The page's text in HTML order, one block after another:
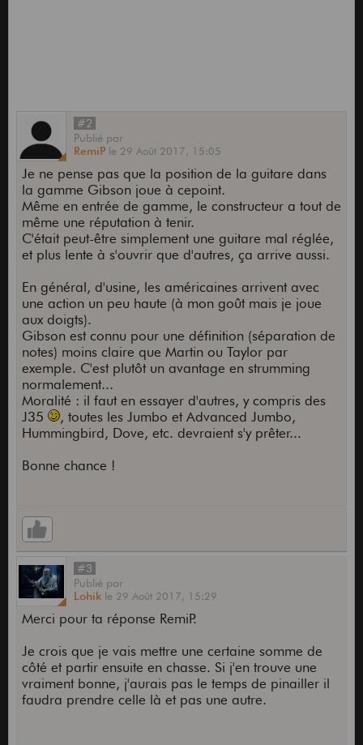
#2
Publié par
RemiP le 29 Août 2017, 15:05
Je ne pense pas que la position de la guitare dans
la gamme Gibson joue à cepoint.
Même en entrée de gamme, le constructeur a tout de
même une réputation à tenir.
C'était peut-être simplement une guitare mal réglée,
et plus lente à s'ouvrir que d'autres, ça arrive aussi.
En général, d'usine, les américaines arrivent avec
une action un peu haute (à mon goût mais je joue
aux doigts).
Gibson est connu pour une définition (séparation de
notes) moins claire que Martin ou Taylor par
exemple. C'est plutôt un avantage en strumming
normalement...
Moralité : il faut en essayer d'autres, y compris des
J35
, toutes les Jumbo et Advanced Jumbo,
Hummingbird, Dove, etc. devraient s'y prêter...
Bonne chance !
#3
Publié par
Lohik le 29 Août 2017, 15:29
Merci pour ta réponse RemiP.
Je crois que je vais mettre une certaine somme de
côté et partir ensuite en chasse. Si j'en trouve une
vraiment bonne, j'aurais pas le temps de pinailler il
faudra prendre celle là et pas une autre.